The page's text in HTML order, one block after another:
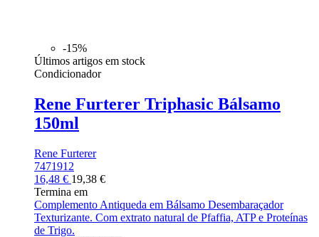
-15%
Últimos artigos em stock
Condicionador
Rene Furterer Triphasic Bálsamo
150ml
Rene Furterer
7471912
16,48 € 19,38 €
Termina em
Complemento Antiqueda em Bálsamo Desembaraçador
Texturizante. Com extrato natural de Pfaffia, ATP e Proteínas
de Trigo.